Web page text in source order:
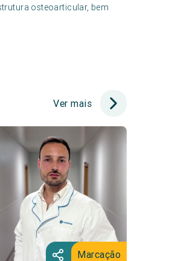
osteoarticular, bem
Ver mais
Marcação